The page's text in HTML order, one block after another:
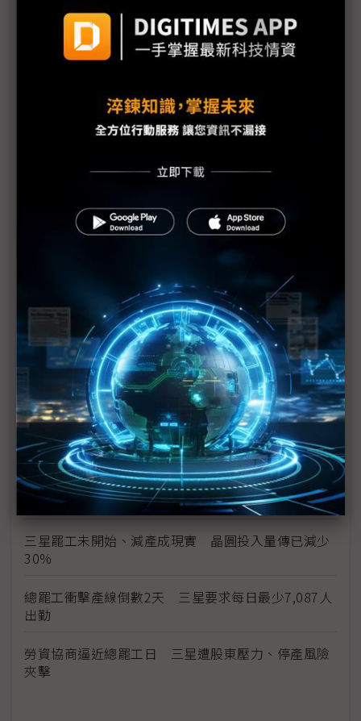
評析：三星罷工危機解除後 高額獎金未能撫平深層
【漫圖秒懂】高分紅還是拚擴產？ 三星、SK海力士
陷AI紅利分配兩難
躲過三星罷工 南韓「半導體依賴症」能躲過下次危
三星工會醞釀「總罷工」反覆拉扯 DRAM、NAND
三星史上頭一遭補償方案協議 半導體員工年終分紅
上看6億韓元
三星勞資僵局最後一刻驚險達成協議 總罷工暫緩執
行
三星總罷工危機 南韓勞動部長親自出面調解
勞資談判破局 三星工會5月21日展開總罷工
獎金釀罷工前夕 三星1Q26薪資出爐、年增25%創
新高
三星罷工未開始、減產成現實 晶圓投入量傳已減少
30%
總罷工衝擊產線倒數2天 三星要求每日最少7,087人
出勤
勞資協商逼近總罷工日 三星遭股東壓力、停產風險
夾擊